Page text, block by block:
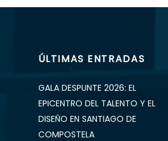
ÚLTIMAS ENTRADAS
GALA DESPUNTE 2026: EL
EPICENTRO DEL TALENTO Y EL
DISEÑO EN SANTIAGO DE
COMPOSTELA